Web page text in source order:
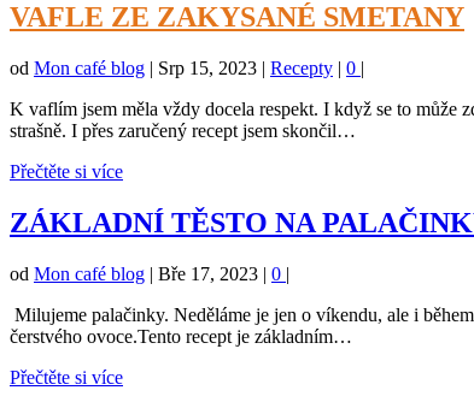
VAFLE ZE ZAKYSANÉ SMETANY
od Mon café blog | Srp 15, 2023 | Recepty | 0 |
K vaflím jsem měla vždy docela respekt. I když se to může
strašně. I přes zaručený recept jsem skončil…
Přečtěte si více
ZÁKLADNÍ TĚSTO NA
od Mon café blog | Bře 17, 2023 | 0 |
Milujeme palačinky. Neděláme je jen o víkendu, ale i
čerstvého ovoce.Tento recept je základním…
Přečtěte si více